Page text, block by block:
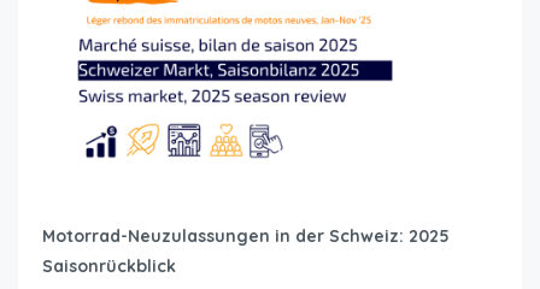
Motorrad-Neuzulassungen in der Schweiz: 2025
Saisonrückblick